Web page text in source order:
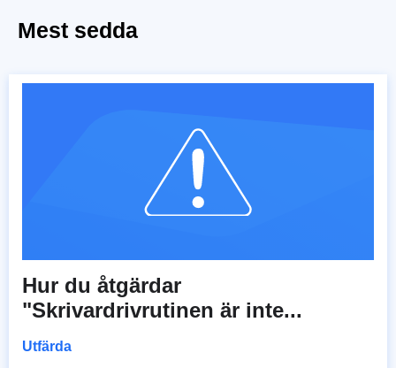
Mest sedda
Hur du åtgärdar
"Skrivardrivrutinen är inte...
Utfärda